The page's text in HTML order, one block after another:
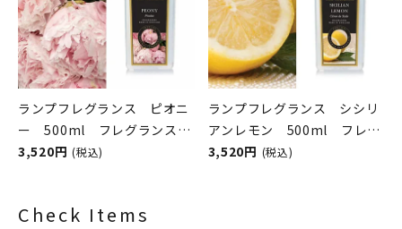
ランプフレグランス ピオニ
ー 500ml フレグランスラ
ンプ用オイル
3,520円 (税込)
ランプフレグランス シシリ
アンレモン 500ml フレグ
ランスランプ用オイル
3,520円 (税込)
Check Items